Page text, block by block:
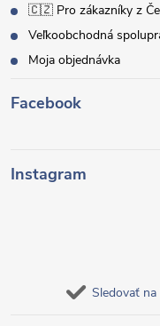
🇨🇿 Pro zákazníky z
Veľkoobchodná
Moja objednávka
Facebook
Instagram
Sledovať